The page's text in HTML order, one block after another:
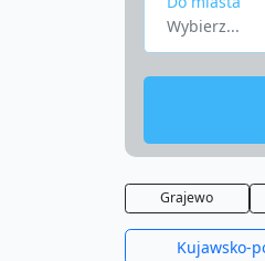
Wybierz...
Grajewo
Kujawsko-